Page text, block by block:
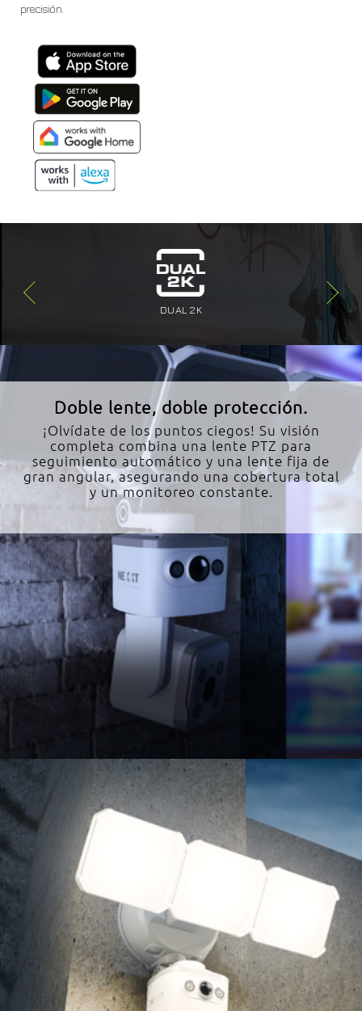
precisión.
DUAL 2K
Doble lente, doble protección.
¡Olvídate de los puntos ciegos! Su visión
completa combina una lente PTZ para
seguimiento automático y una lente fija de
gran angular, asegurando una cobertura total
y un monitoreo constante.